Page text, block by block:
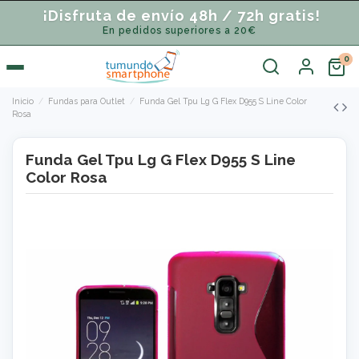
¡Disfruta de envío 48h / 72h gratis!
En pedidos superiores a 20€
Inicio Fundas para Outlet
Funda Gel Tpu Lg G Flex D955 S Line Color
Rosa
Funda Gel Tpu Lg G Flex D955 S Line
Color Rosa